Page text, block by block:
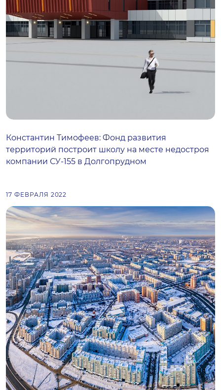
Константин Тимофеев: Фонд развития
территорий построит школу на месте недостроя
компании СУ-155 в Долгопрудном
17 ФЕВРАЛЯ 2022